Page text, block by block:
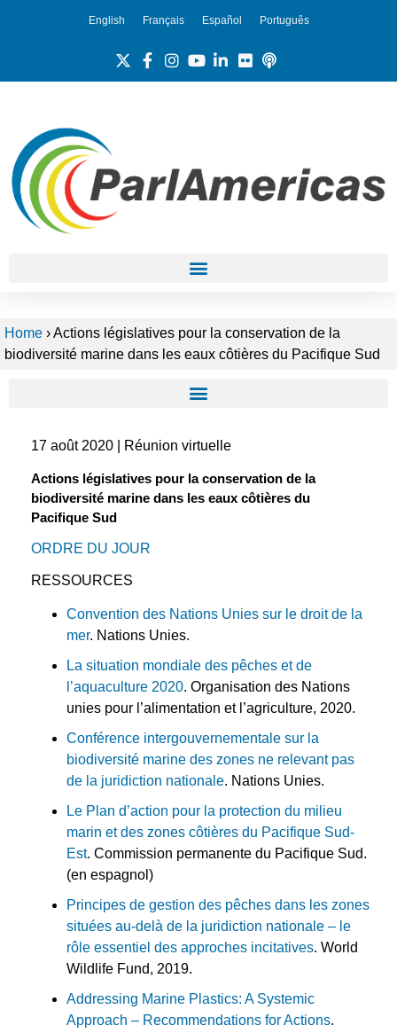
English Français Español Português
Home ›Actions législatives pour la conservation de la
biodiversité marine dans les eaux côtières du Pacifique Sud
17 août 2020 | Réunion virtuelle
Actions législatives pour la conservation de la
biodiversité marine dans les eaux côtières du
Pacifique Sud
ORDRE DU JOUR
RESSOURCES
Convention des Nations Unies sur le droit de la
mer. Nations Unies.
La situation mondiale des pêches et de
l’aquaculture 2020. Organisation des Nations
unies pour l’alimentation et l’agriculture, 2020.
Conférence intergouvernementale sur la
biodiversité marine des zones ne relevant pas
de la juridiction nationale. Nations Unies.
Le Plan d’action pour la protection du milieu
marin et des zones côtières du Pacifique Sud-
Est. Commission permanente du Pacifique Sud.
(en espagnol)
Principes de gestion des pêches dans les zones
situées au-delà de la juridiction nationale – le
rôle essentiel des approches incitatives. World
Wildlife Fund, 2019.
Addressing Marine Plastics: A Systemic
Approach – Recommendations for Actions.